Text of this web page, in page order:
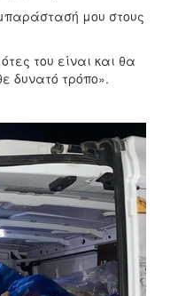
μου στους
του είναι και θα
δυνατό τρόπο».